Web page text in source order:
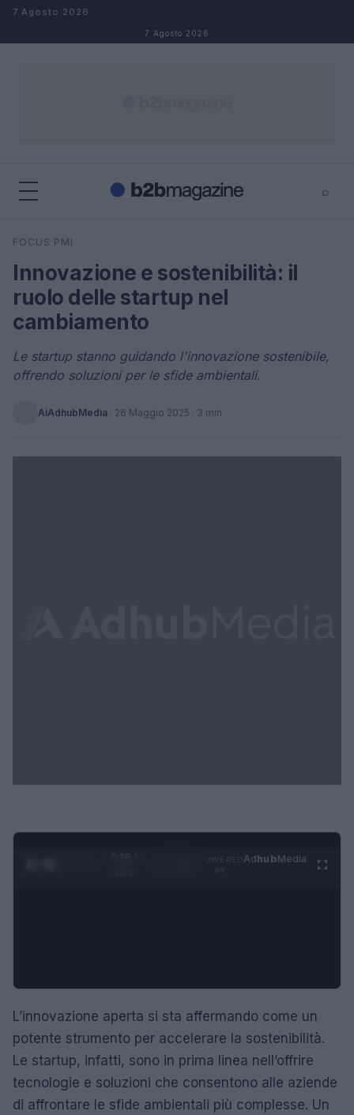
Salta al contenuto
7 Agosto 2026
7 Agosto 2026
⌕
Cerca
FOCUS PMI
Innovazione e sostenibilità: il
ruolo delle startup nel
cambiamento
Le startup stanno guidando l'innovazione sostenibile,
offrendo soluzioni per le sfide ambientali.
AiAdhubMedia · 26 Maggio 2025 · 3 min
0:29 /
AdhubMedia
L’innovazione aperta si sta affermando come un
potente strumento per accelerare la sostenibilità.
Le startup, infatti, sono in prima linea nell’offrire
tecnologie e soluzioni che consentono alle aziende
di affrontare le sfide ambientali più complesse. Un